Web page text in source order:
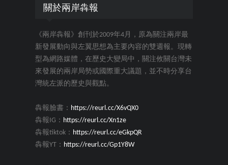
關於兩岸犇報
《兩岸犇報》創刊於2009年4月，原為關注兩岸最
新發展動向與左翼思想為主要內容的雙週報。現轉
型為網路媒體，在歷史大變局中，關注攸關台灣未
來發展的兩岸局勢或國際重大議題，並不時分享台
灣統左派的歷史與觀點。
犇報臉書： https://reurl.cc/X6vQX0
犇報IG： https://reurl.cc/Xn1ze
犇報tiktok： https://reurl.cc/eGkpQR
犇報YT： https://reurl.cc/Gp1Y8W